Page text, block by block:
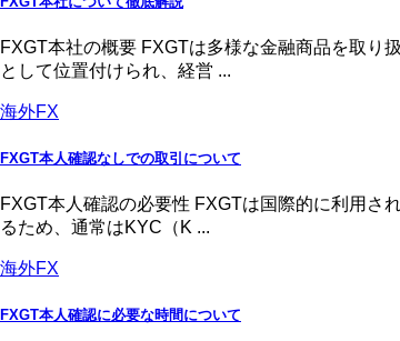
FXGT本社の概要 FXGTは多様な金融商品を取り
として位置付けられ、経営 ...
海外FX
FXGT本人確認なしでの取引について
FXGT本人確認の必要性 FXGTは国際的に利用さ
るため、通常はKYC（K ...
海外FX
FXGT本人確認に必要な時間について